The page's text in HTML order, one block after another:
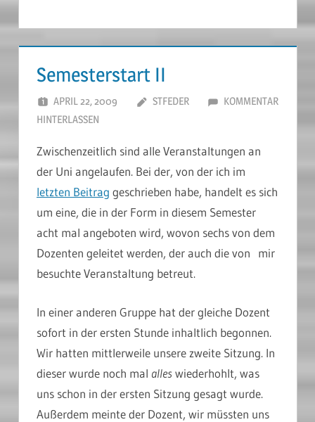
Semesterstart II
APRIL 22, 2009 STFEDER
KOMMENTAR
HINTERLASSEN
Zwischenzeitlich sind alle Veranstaltungen an
der Uni angelaufen. Bei der, von der ich im
letzten Beitrag geschrieben habe, handelt es sich
um eine, die in der Form in diesem Semester
acht mal angeboten wird, wovon sechs von dem
Dozenten geleitet werden, der auch die von mir
besuchte Veranstaltung betreut.
In einer anderen Gruppe hat der gleiche Dozent
sofort in der ersten Stunde inhaltlich begonnen.
Wir hatten mittlerweile unsere zweite Sitzung. In
dieser wurde noch mal alles wiederhohlt, was
uns schon in der ersten Sitzung gesagt wurde.
Außerdem meinte der Dozent, wir müssten uns